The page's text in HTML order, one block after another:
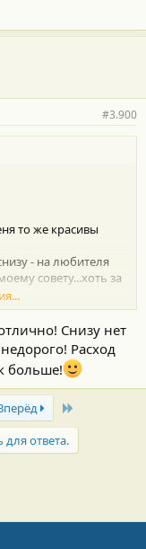
#3.900
то же красивы
- на любителя
совету...хоть за
Снизу нет
Расход
больше!
для ответа.